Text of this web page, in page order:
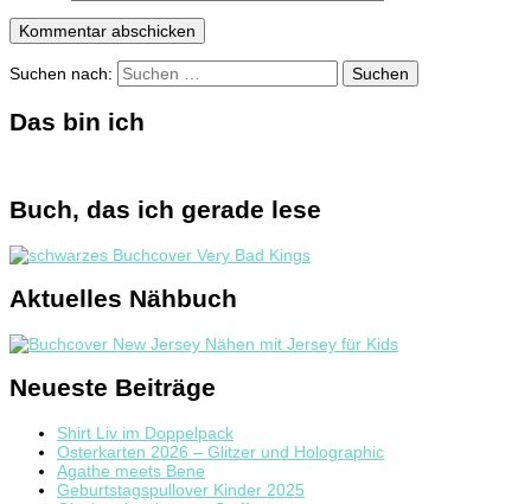
Suchen nach:
Das bin ich
Buch, das ich gerade lese
Aktuelles Nähbuch
Neueste Beiträge
Shirt Liv im Doppelpack
Osterkarten 2026 – Glitzer und Holographic
Agathe meets Bene
Geburtstagspullover Kinder 2025